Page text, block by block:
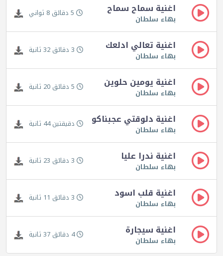
اغنية سماح سماح
بهاء سلطان 5 دقائق 8 ثواني
اغنية تعالي ادلعك
بهاء سلطان 3 دقائق 32 ثانية
اغنية يومين حلوين
بهاء سلطان 5 دقائق 20 ثانية
اغنية دلوقتي عجبناكو
بهاء سلطان دقيقتين 44 ثانية
اغنية ندرا عليا
بهاء سلطان 3 دقائق 23 ثانية
اغنية قلب اسود
بهاء سلطان 3 دقائق 11 ثانية
اغنية سيجارة
بهاء سلطان 4 دقائق 37 ثانية